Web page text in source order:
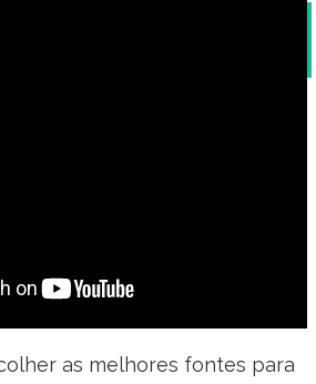
as melhores fontes para